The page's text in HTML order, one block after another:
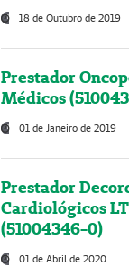
18 de Outubro de 2019
Prestador
Médicos
01 de Janeiro de 2019
Prestador
Cardiológicos
(51004346-0)
01 de Abril de 2020